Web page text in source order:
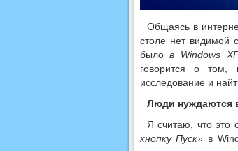
Общаясь в
столе нет видимой
былов Windows
говорится о том,
исследование и
Люди нуждаются
Я считаю, что это
кнопку Пуск» в